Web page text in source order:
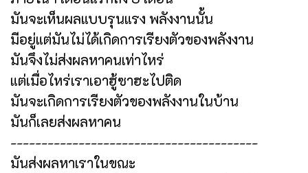
มันจะเห็นผลแบบรุนแรง พลังงานนั้น
มีอยู่แต่มันไม่ได้เกิดการเรียงตัวของพลังงาน
มันจึงไม่ส่งผลหาคนเท่าไหร่
แต่เมื่อไหร่เราเอาฮู้ซาฮะไปติด
มันจะเกิดการเรียงตัวของพลังงานในบ้าน
มันก็เลยส่งผลหาคน
----------------------------------------
มันส่งผลหาเราในขณะ